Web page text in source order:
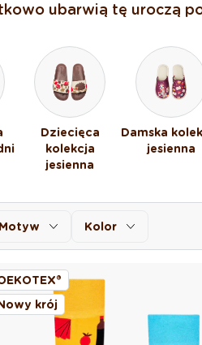
ubarwią tę uroczą
Dziecięca
kolekcja
jesienna
Damska
jesienna
Motyw Kolor
krój